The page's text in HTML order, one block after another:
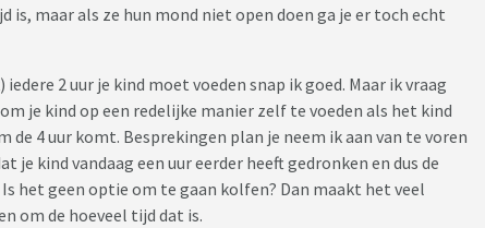
is, maar als ze hun mond niet open doen ga je er toch echt
2 uur je kind moet voeden snap ik goed. Maar ik vraag
je kind op een redelijke manier zelf te voeden als het kind
de 4 uur komt. Besprekingen plan je neem ik aan van te voren
je kind vandaag een uur eerder heeft gedronken en dus de
het geen optie om te gaan kolfen? Dan maakt het veel
om de hoeveel tijd dat is.